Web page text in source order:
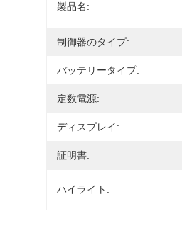
製品名:
制御器のタイプ:
バッテリータイプ:
定数電源:
ディスプレイ:
証明書:
ハイライト: